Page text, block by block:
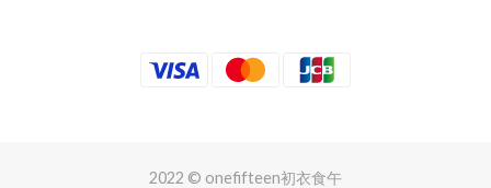
2022 © onefifteen初衣食午